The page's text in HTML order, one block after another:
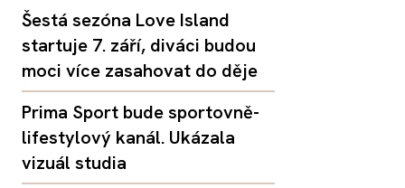
Šestá sezóna Love Island
startuje 7. září, diváci budou
moci více zasahovat do děje
Prima Sport bude sportovně-
lifestylový kanál. Ukázala
vizuál studia